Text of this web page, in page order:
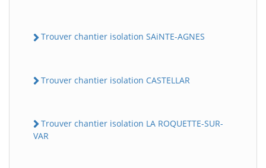
Trouver chantier isolation SAiNTE-AGNES
Trouver chantier isolation CASTELLAR
Trouver chantier isolation LA ROQUETTE-SUR-
VAR